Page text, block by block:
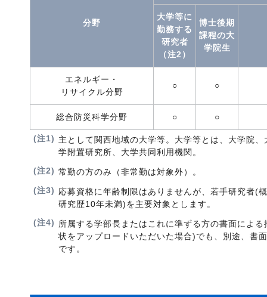
分野
大学等に
勤務する
研究者
（注2）
博士後期
課程の大
学院生
エネルギー・
リサイクル分野
○ ○
総合防災科学分野 ○ ○
(注1) 主として関西地域の大学等。大学等とは、大学院
学附置研究所、大学共同利用機関。
(注2) 常勤の方のみ（非常勤は対象外）。
(注3) 応募資格に年齢制限はありませんが、若手研究者(
研究歴10年未満)を主要対象とします。
(注4) 所属する学部長またはこれに準ずる方の書面によ
状をアップロードいただいた場合)でも、別途、書
です。